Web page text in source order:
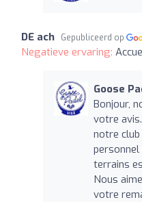
DE ach Gepubliceerd op
Negatieve ervaring:
Goose
Bonjour,
votre
notre club
personnel
terrains
Nous
votre